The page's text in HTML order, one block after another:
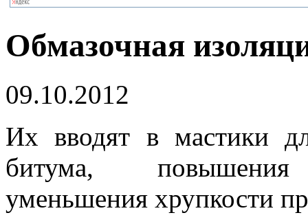
Обмазочная
09.10.2012
Их вводят в
битума,
уменьшения хрупкости